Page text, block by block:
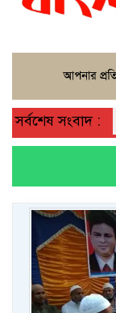
সর্বশেষ সংবাদ :